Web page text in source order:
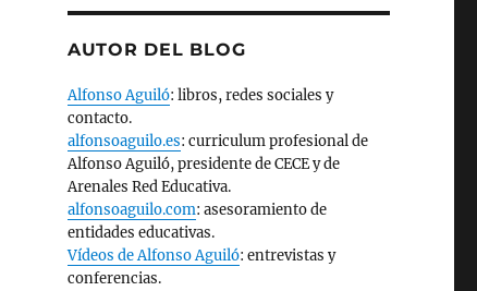
AUTOR DEL BLOG
Alfonso Aguiló: libros, redes sociales y
contacto.
alfonsoaguilo.es: curriculum profesional de
Alfonso Aguiló, presidente de CECE y de
Arenales Red Educativa.
alfonsoaguilo.com: asesoramiento de
entidades educativas.
Vídeos de Alfonso Aguiló: entrevistas y
conferencias.